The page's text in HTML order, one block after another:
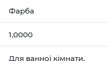
Фарба
1,0000
Для ванної кімнати,